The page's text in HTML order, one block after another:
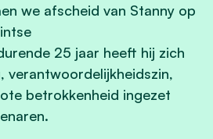
we afscheid van Stanny op
25 jaar heeft hij zich
verantwoordelijkheidszin,
betrokkenheid ingezet